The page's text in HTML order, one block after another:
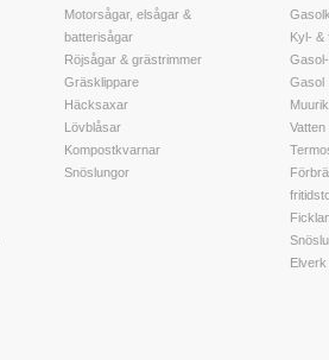
Motorsågar, elsågar &
batterisågar
Röjsågar & grästrimmer
Gräsklippare
Häcksaxar
Lövblåsar
Kompostkvarnar
Snöslungor
Kyl- &
Gasol
Vatten
Elverk